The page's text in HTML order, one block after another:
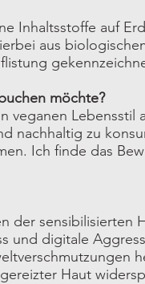
Inhaltsstoffe auf
aus
möchte?
veganen Lebensstil
nachhaltig zu
Ich finde das
der sensibilisierten
und digitale
Haut